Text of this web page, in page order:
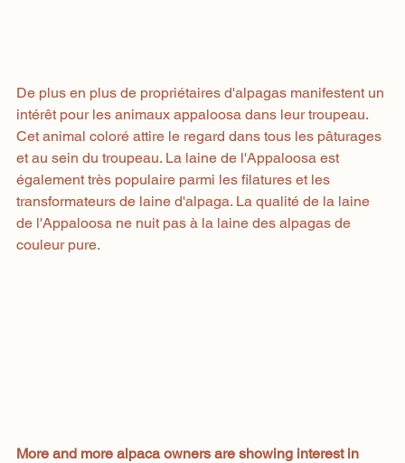
De plus en plus de propriétaires d'alpagas manifestent un
intérêt pour les animaux appaloosa dans leur troupeau.
Cet animal coloré attire le regard dans tous les pâturages
et au sein du troupeau. La laine de l'Appaloosa est
également très populaire parmi les filatures et les
transformateurs de laine d'alpaga. La qualité de la laine
de l'Appaloosa ne nuit pas à la laine des alpagas de
couleur pure.
More and more alpaca owners are showing interest in